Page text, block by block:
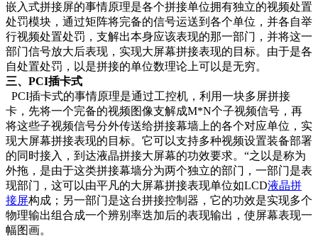
嵌入式拼接屏的事情原理是各个拼接单位拥有独立的视频处置
处罚模块，通过矩阵将完备的信号运送到各个单位，并各自举
行视频处置处罚，支解出本身应该表现的那一部门，并将这一
部门信号放大后表现，实现大屏幕拼接表现的目标。由于是各
自处置处罚，以是拼接的单位数理论上可以是无穷。
三、PCI插卡式
PCI插卡式的事情原理是通过工控机，利用一块多屏拼接
卡，先将一个完备的视频图像支解成M*N个子视频信号，再
将这些子视频信号分外传送给拼接幕墙上的各个对应单位，实
现大屏幕拼接表现的目标。它可以支持多种视频设置装备部署
的同时接入，到达液晶拼接大屏幕的功效要求。“之以是称为
外拖，是由于这类拼接幕墙分为两个独立的部门，一部门是表
现部门，这可以由平凡的大屏幕拼接表现单位如LCD液晶拼
接屏构成；另一部门是这台拼接控制器，它的功效是实现多个
物理输出组合成一个辨别率迭加后的表现输出，使屏幕表现一
幅图画。